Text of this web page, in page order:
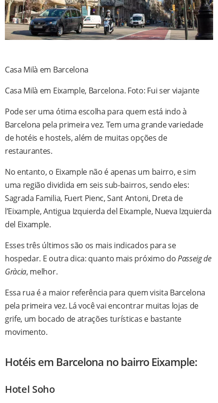
Casa Milà em Barcelona
Casa Milà em Eixample, Barcelona. Foto: Fui ser viajante
Pode ser uma ótima escolha para quem está indo à
Barcelona pela primeira vez. Tem uma grande variedade
de hotéis e hostels, além de muitas opções de
restaurantes.
No entanto, o Eixample não é apenas um bairro, e sim
uma região dividida em seis sub-bairros, sendo eles:
Sagrada Familia, Fuert Pienc, Sant Antoni, Dreta de
l’Eixample, Antigua Izquierda del Eixample, Nueva Izquierda
del Eixample.
Esses três últimos são os mais indicados para se
hospedar. E outra dica: quanto mais próximo doPasseig de
Gràcia, melhor.
Essa rua é a maior referência para quem visita Barcelona
pela primeira vez. Lá você vai encontrar muitas lojas de
grife, um bocado de atrações turísticas e bastante
movimento.
Hotéis em Barcelona no bairro Eixample:
Hotel Soho